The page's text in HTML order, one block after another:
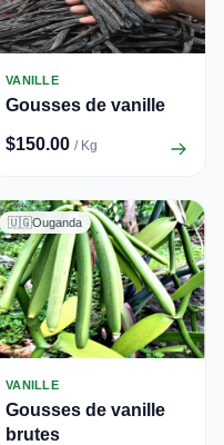
VANILLE
Gousses de vanille
$150.00 / Kg
🇺🇬Ouganda
VANILLE
Gousses de vanille
brutes